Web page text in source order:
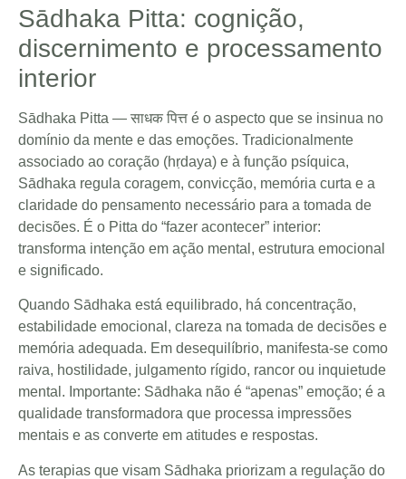
Sādhaka Pitta: cognição,
discernimento e processamento
interior
Sādhaka Pitta — साधक पित्त é o aspecto que se insinua no
domínio da mente e das emoções. Tradicionalmente
associado ao coração (hṛdaya) e à função psíquica,
Sādhaka regula coragem, convicção, memória curta e a
claridade do pensamento necessário para a tomada de
decisões. É o Pitta do “fazer acontecer” interior:
transforma intenção em ação mental, estrutura emocional
e significado.
Quando Sādhaka está equilibrado, há concentração,
estabilidade emocional, clareza na tomada de decisões e
memória adequada. Em desequilíbrio, manifesta-se como
raiva, hostilidade, julgamento rígido, rancor ou inquietude
mental. Importante: Sādhaka não é “apenas” emoção; é a
qualidade transformadora que processa impressões
mentais e as converte em atitudes e respostas.
As terapias que visam Sādhaka priorizam a regulação do